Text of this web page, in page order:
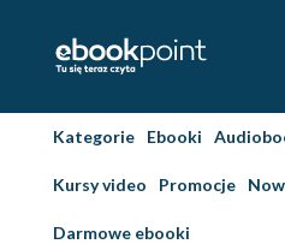
Kategorie Ebooki
Kursy video Promocje
Darmowe ebooki